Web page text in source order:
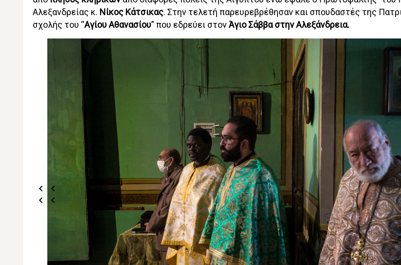
Αλεξανδρείας κ. Νίκος Κάτσικας. Στην τελετή παρευρεβρέθησαν και σπουδαστές της
σχολής του “Αγίου Αθανασίου” που εδρεύει στονΆγιο Σάββα στην Αλεξάνδρεια.